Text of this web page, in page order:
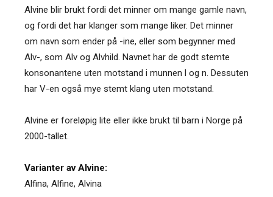
Alvine blir brukt fordi det minner om mange gamle navn,
og fordi det har klanger som mange liker. Det minner
om navn som ender på -ine, eller som begynner med
Alv-, som Alv og Alvhild. Navnet har de godt stemte
konsonantene uten motstand i munnen l og n. Dessuten
har V-en også mye stemt klang uten motstand.
Alvine er foreløpig lite eller ikke brukt til barn i Norge på
2000-tallet.
Varianter av Alvine:
Alfina, Alfine, Alvina